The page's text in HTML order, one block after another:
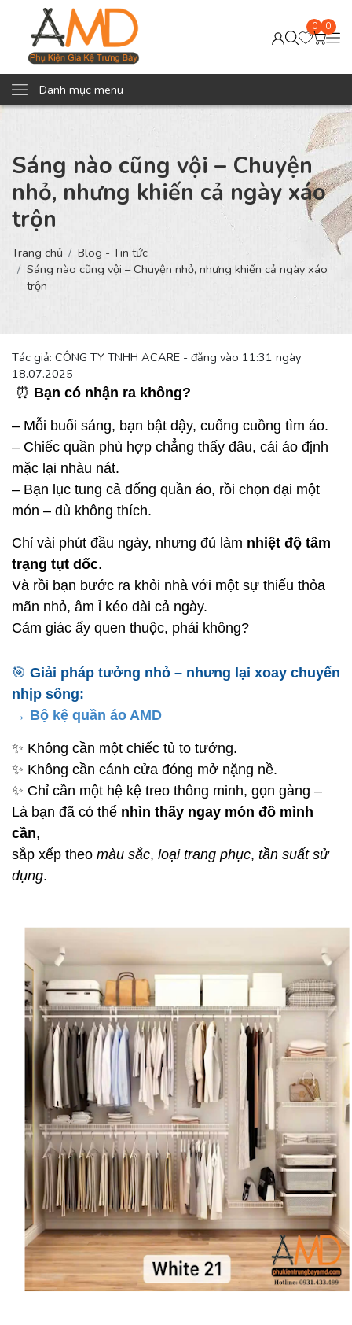
0 0
Danh mục menu
Sáng nào cũng vội – Chuyện
nhỏ, nhưng khiến cả ngày xáo
trộn
Trang chủ
Blog - Tin tức
Sáng nào cũng vội – Chuyện nhỏ, nhưng khiến cả ngày xáo
trộn
Tác giả: CÔNG TY TNHH ACARE - đăng vào 11:31 ngày
18.07.2025
⏰ Bạn có nhận ra không?
– Mỗi buổi sáng, bạn bật dậy, cuống cuồng tìm áo.
– Chiếc quần phù hợp chẳng thấy đâu, cái áo định
mặc lại nhàu nát.
– Bạn lục tung cả đống quần áo, rồi chọn đại một
món – dù không thích.
Chỉ vài phút đầu ngày, nhưng đủ làm nhiệt độ tâm
trạng tụt dốc.
Và rồi bạn bước ra khỏi nhà với một sự thiếu thỏa
mãn nhỏ, âm ỉ kéo dài cả ngày.
Cảm giác ấy quen thuộc, phải không?
🎯 Giải pháp tưởng nhỏ – nhưng lại xoay chuyển
nhịp sống:
→ Bộ kệ quần áo AMD
✨ Không cần một chiếc tủ to tướng.
✨ Không cần cánh cửa đóng mở nặng nề.
✨ Chỉ cần một hệ kệ treo thông minh, gọn gàng –
Là bạn đã có thể nhìn thấy ngay món đồ mình
cần,
sắp xếp theo màu sắc, loại trang phục, tần suất sử
dụng.